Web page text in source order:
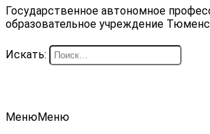
Государственное автономное
образовательное учреждение
Искать:
МенюМеню